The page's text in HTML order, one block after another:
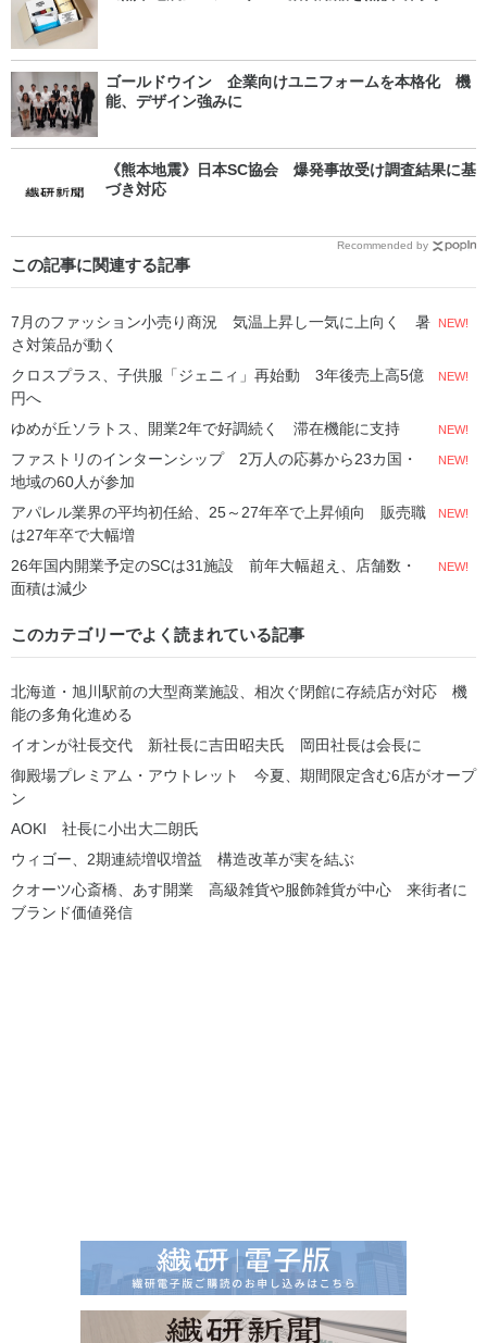
ゴールドウイン 企業向けユニフォームを本格化 機
能、デザイン強みに
《熊本地震》日本SC協会 爆発事故受け調査結果に基
づき対応
Recommended by
この記事に関連する記事
7月のファッション小売り商況 気温上昇し一気に上向く 暑
さ対策品が動く
NEW!
クロスプラス、子供服「ジェニィ」再始動 3年後売上高5億
円へ
NEW!
ゆめが丘ソラトス、開業2年で好調続く 滞在機能に支持 NEW!
ファストリのインターンシップ 2万人の応募から23カ国・
地域の60人が参加
NEW!
アパレル業界の平均初任給、25～27年卒で上昇傾向 販売職
は27年卒で大幅増
NEW!
26年国内開業予定のSCは31施設 前年大幅超え、店舗数・
面積は減少
NEW!
このカテゴリーでよく読まれている記事
北海道・旭川駅前の大型商業施設、相次ぐ閉館に存続店が対応 機
能の多角化進める
イオンが社長交代 新社長に吉田昭夫氏 岡田社長は会長に
御殿場プレミアム・アウトレット 今夏、期間限定含む6店がオープ
ン
AOKI 社長に小出大二朗氏
ウィゴー、2期連続増収増益 構造改革が実を結ぶ
クオーツ心斎橋、あす開業 高級雑貨や服飾雑貨が中心 来街者に
ブランド価値発信